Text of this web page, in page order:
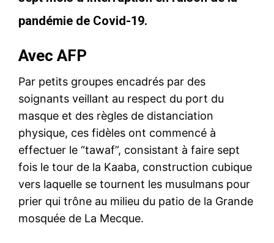
pandémie de Covid-19.
Avec AFP
Par petits groupes encadrés par des
soignants veillant au respect du port du
masque et des règles de distanciation
physique, ces fidèles ont commencé à
effectuer le “tawaf”, consistant à faire sept
fois le tour de la Kaaba, construction cubique
vers laquelle se tournent les musulmans pour
prier qui trône au milieu du patio de la Grande
mosquée de La Mecque.